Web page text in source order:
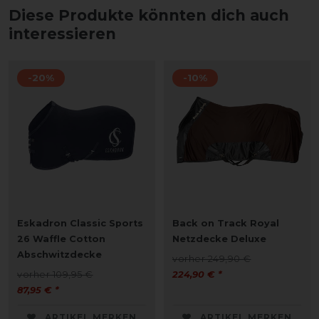
Diese Produkte könnten dich auch
interessieren
-20%
Eskadron Classic Sports
26 Waffle Cotton
Abschwitzdecke
vorher 109,95 €
87,95 € *
-10%
Back on Track Royal
Netzdecke Deluxe
vorher 249,90 €
224,90 € *